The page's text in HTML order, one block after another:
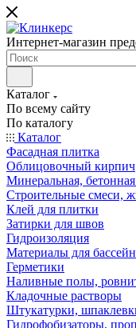
Интернет-магазин
Каталог
По всему сайту
По каталогу
Каталог
Фасадная плитка
Облицовочный кирпич
Минеральная,
Строительные смеси,
Клей для плитки
Затирки для швов
Гидроизоляция
Материалы для
Герметики
Наливные полы,
Кладочные растворы
Штукатурки,
Гидрофобизаторы,